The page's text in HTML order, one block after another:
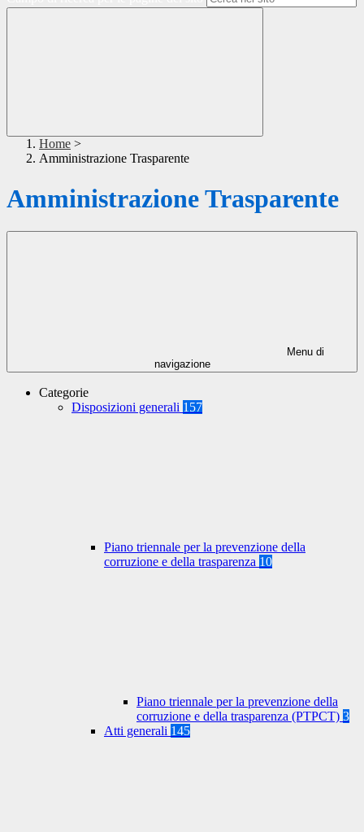
Home >
Amministrazione Trasparente
Amministrazione Trasparente
Menu di
navigazione
Categorie
Disposizioni generali 157
Piano triennale per la prevenzione della
corruzione e della trasparenza 10
Piano triennale per la prevenzione della
corruzione e della trasparenza (PTPCT) 3
Atti generali 145